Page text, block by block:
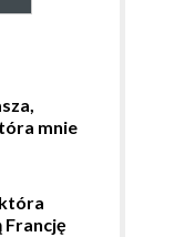
mnie
Francję